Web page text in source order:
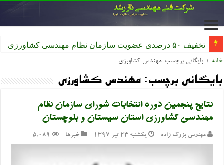
ثبت‌نام بیمه تکمیلی اعضای سازمان
خانه / بایگانی برچسب: مهندس کشاورزی
بایگانی برچسب: مهندس کشاورزی
نتایج پنجمین دوره انتخابات شورای سازمان نظام
مهندسی کشاورزی استان سیستان و بلوچستان
مهندس بزرگ زاده یکشنبه ۲۴ تیر ۱۳۹۷ خبرها 5,089